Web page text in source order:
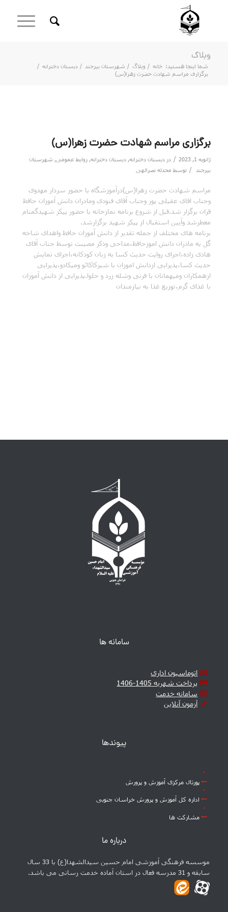
وبلاگ
شما اینجا هستید: خانه / وبلاگ / شهرستان بیرجند / دبستان دخترانه /
برگزاری مراسم شهادت حضرت زهرا(س)
برگزاری مراسم شهادت حضرت زهرا(س)
ژانویه 1, 2023 / در دبستان دخترانه, دبستان دخترانه, روابط عمومی, شهرستان
بیرجند
/ توسط محدثه نصرالهی
مراسم شهادت حضرت زهرا(س)درآموزشگاه با حضور سردار مهدوی
وجناب اقای عقیلی پور وجناب آقای فنودی ومادران دانش آموزان حافظ
قران برگزار شد.قبل از شروع برنامه نمازخانه با حضور پیکر شهیدگمنام
معطرشد وآیین استقبال از پیکر شهید برگزارشد.
برنامه های مختلف از جمله تقدیر از دانش آموزان حافظ واهدای شاخه
گل به مادران دانش اموزحافظ،مداحی وذکر مصیبت توسط جناب آقای
هادی زاده،اجرای روایت حدیث کسا به زبان کودکانه،اجرای نمایش
حدیث کسا،پذیرایی ازدانش اموزان با شیرکاکائو ومیکادو،پذیرایی
ازهمکاران ومیهمانان با فرنی وشله زرد و حلوا.پذیرایی از دانش آموزان
با غذای گرم،توزیع غذا به نیازمندان
سامانه ها
اتوماسیون اداری
پرداخت شهریه 1405-1406
سامانه خدمت
آزمون آنلاین
پیوندها
پورتال مرکزی آموزش و پرورش
اداره کل آموزش و پرورش خراسان جنوبی
مشارکت ها
درباره ما
موسسه فرهنگی آموزشی امام حسین سیدالشهدا(ع) با 33 سال
سابقه و 31 مدرسه فعال در استان آماده خدمت رسانی می باشد.